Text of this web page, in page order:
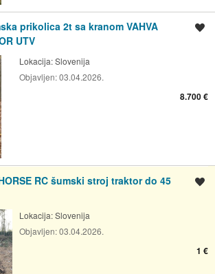
prikolica 2t sa kranom VAHVA
UTV
Lokacija:Slovenija
Objavljen:03.04.2026.
8.700 €
RC šumski stroj traktor do 45
Lokacija:Slovenija
Objavljen:03.04.2026.
1 €